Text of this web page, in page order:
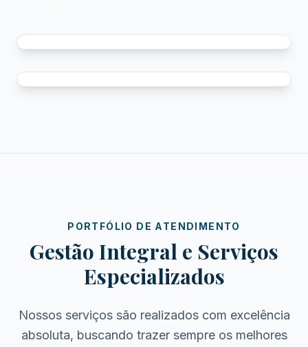
PORTFÓLIO DE ATENDIMENTO
Gestão Integral e Serviços
Especializados
Nossos serviços são realizados com excelência
absoluta, buscando trazer sempre os melhores